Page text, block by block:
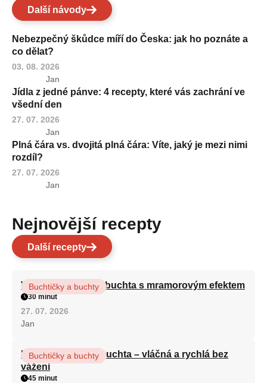
Další návody
Nebezpečný škůdce míří do Česka: jak ho poznáte a
co dělat?
03. 08. 2026
Jan
Jídla z jedné pánve: 4 recepty, které vás zachrání ve
všední den
27. 07. 2026
Jan
Plná čára vs. dvojitá plná čára: Víte, jaký je mezi nimi
rozdíl?
27. 07. 2026
Jan
Nejnovější recepty
Další recepty
Vláčná olejová litá buchta s mramorovým efektem
Buchtičky a buchty
30 minut
27. 07. 2026
Jan
Hrnková maková buchta – vláčná a rychlá bez
vážení
Buchtičky a buchty
45 minut